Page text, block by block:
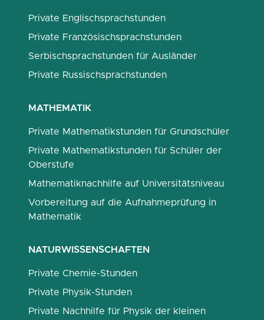
Private Englischsprachstunden
Private Französischsprachstunden
Serbischsprachstunden für Ausländer
Private Russischsprachstunden
MATHEMATIK
Private Mathematikstunden für Grundschüler
Private Mathematikstunden für Schüler der
Oberstufe
Mathematiknachhilfe auf Universitätsniveau
Vorbereitung auf die Aufnahmeprüfung in
Mathematik
NATURWISSENSCHAFTEN
Private Chemie-Stunden
Private Physik-Stunden
Private Nachhilfe für Physik der kleinen